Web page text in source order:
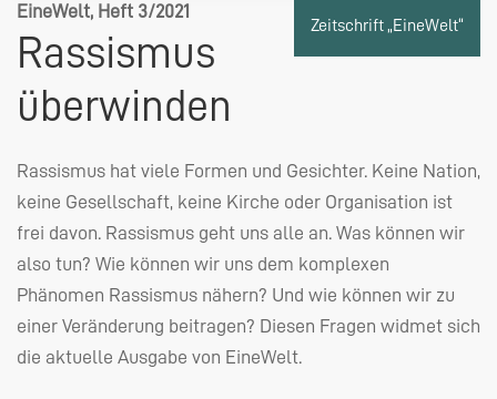
Zeitschrift „EineWelt“
EineWelt, Heft 3/2021
Rassismus
überwinden
Rassismus hat viele Formen und Gesichter. Keine Nation,
keine Gesellschaft, keine Kirche oder Organisation ist
frei davon. Rassismus geht uns alle an. Was können wir
also tun? Wie können wir uns dem komplexen
Phänomen Rassismus nähern? Und wie können wir zu
einer Veränderung beitragen? Diesen Fragen widmet sich
die aktuelle Ausgabe von EineWelt.